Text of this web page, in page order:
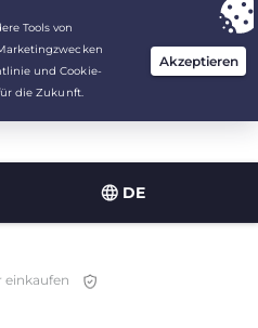
DE
2.1666666666667 Jahre zu $
einkaufen